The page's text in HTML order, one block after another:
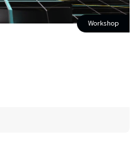
Workshop